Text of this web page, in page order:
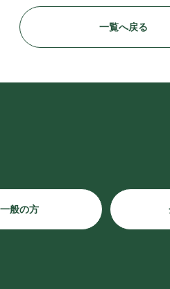
一覧へ戻る
一般の方